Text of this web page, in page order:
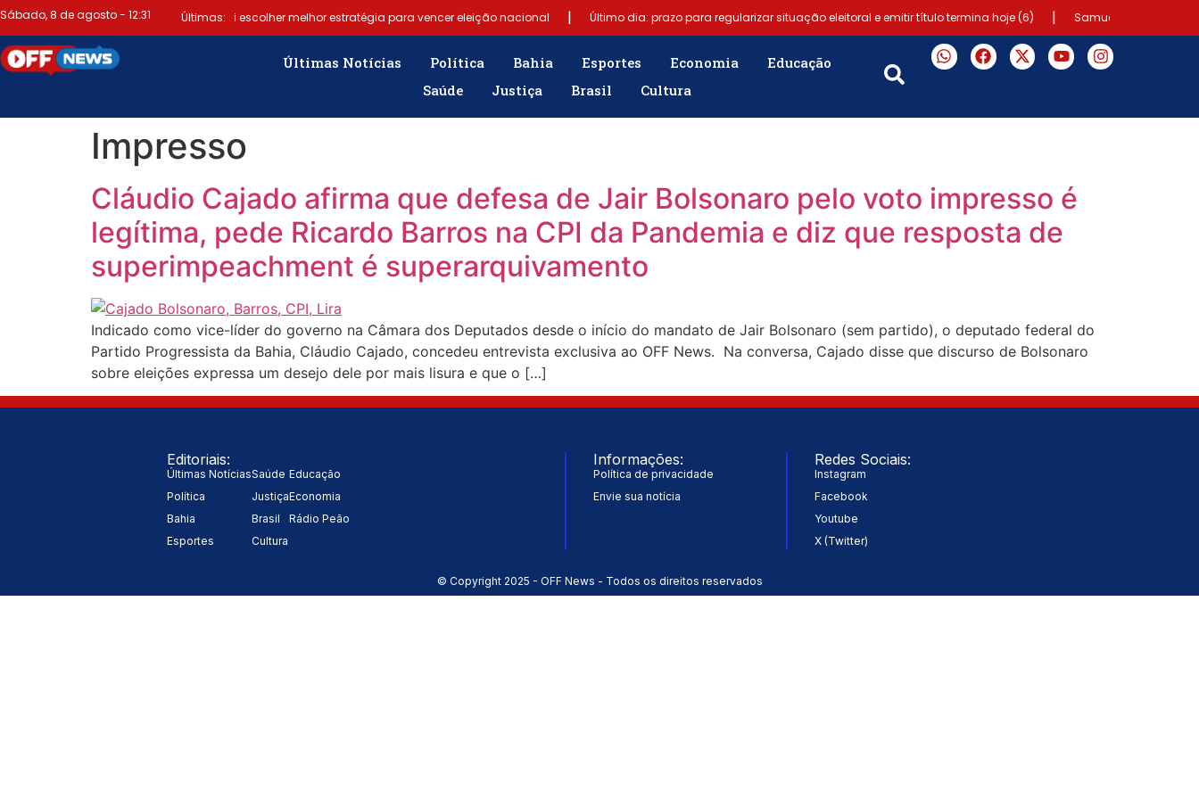
Sábado, 8 de agosto - 12:31 Últimas:
Bruno Reis diz que oposição vai escolher melhor estratégia para vencer eleição nacional Último dia: prazo para regularizar situação eleitoral e emitir título termina hoje (6) Samuel Júnior luta
Últimas Notícias Política Bahia Esportes Economia
Educação
Saúde
Justiça Brasil Cultura
Impresso
Cláudio Cajado afirma que defesa de Jair Bolsonaro pelo voto impresso é
legítima, pede Ricardo Barros na CPI da Pandemia e diz que resposta de
superimpeachment é superarquivamento
Indicado como vice-líder do governo na Câmara dos Deputados desde o início do mandato de Jair Bolsonaro (sem partido), o deputado federal do
Partido Progressista da Bahia, Cláudio Cajado, concedeu entrevista exclusiva ao OFF News. Na conversa, Cajado disse que discurso de Bolsonaro
sobre eleições expressa um desejo dele por mais lisura e que o […]
Editoriais:
Últimas Notícias
Política
Bahia
Esportes
Saúde
Justiça
Brasil
Cultura
Educação
Economia
Rádio Peão
Informações:
Política de privacidade
Envie sua notícia
Redes Sociais:
Instagram
Facebook
Youtube
X (Twitter)
© Copyright 2025 - OFF News - Todos os direitos reservados